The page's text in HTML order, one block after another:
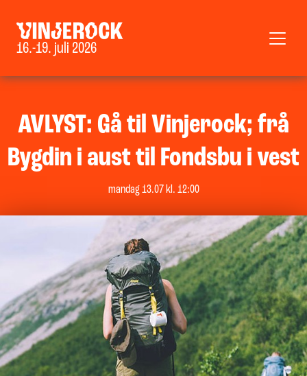
16.-19. juli 2026
AVLYST: Gå til Vinjerock; frå
Bygdin i aust til Fondsbu i vest
mandag 13.07 kl. 12:00